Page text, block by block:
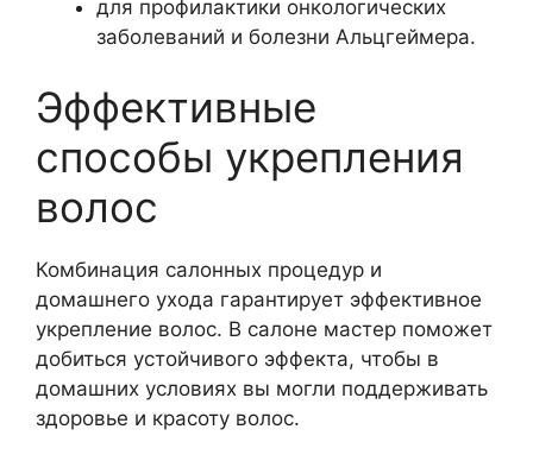
для профилактики онкологических
заболеваний и болезни Альцгеймера.
Эффективные
способы укрепления
волос
Комбинация салонных процедур и
домашнего ухода гарантирует эффективное
укрепление волос. В салоне мастер поможет
добиться устойчивого эффекта, чтобы в
домашних условиях вы могли поддерживать
здоровье и красоту волос.